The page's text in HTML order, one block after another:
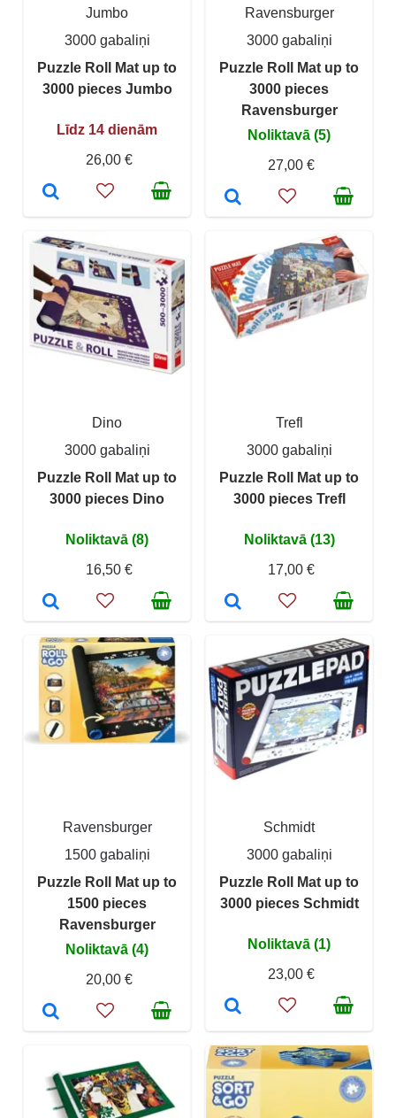
Jumbo
3000 gabaliņi
Puzzle Roll Mat up to
3000 pieces Jumbo
Līdz 14 dienām
26,00 €
Ravensburger
3000 gabaliņi
Puzzle Roll Mat up to
3000 pieces
Ravensburger
Noliktavā (5)
27,00 €
Dino
3000 gabaliņi
Puzzle Roll Mat up to
3000 pieces Dino
Noliktavā (8)
16,50 €
Trefl
3000 gabaliņi
Puzzle Roll Mat up to
3000 pieces Trefl
Noliktavā (13)
17,00 €
Ravensburger
1500 gabaliņi
Puzzle Roll Mat up to
1500 pieces
Ravensburger
Noliktavā (4)
20,00 €
Schmidt
3000 gabaliņi
Puzzle Roll Mat up to
3000 pieces Schmidt
Noliktavā (1)
23,00 €